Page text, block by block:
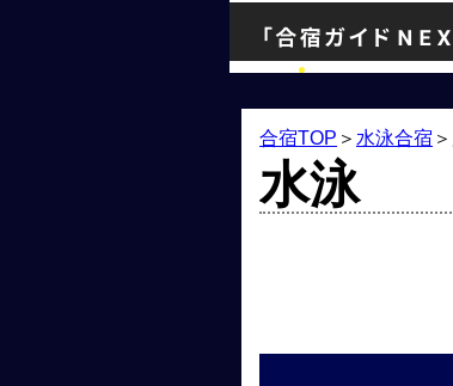
合宿TOP ＞ 水泳合宿 ＞
水泳